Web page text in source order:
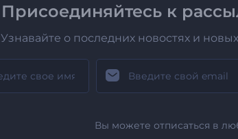
Присоединяйтесь к
Узнавайте о последних новостях и
Вы можете отписаться в